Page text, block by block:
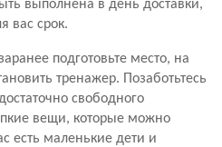
выполнена в день доставки,
вас срок.
подготовьте место, на
тренажер. Позаботьтесь
свободного
вещи, которые можно
есть маленькие дети и